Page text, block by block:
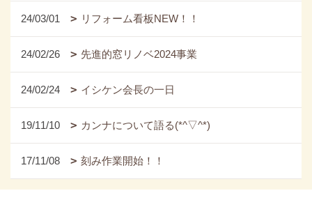
24/03/01 リフォーム看板NEW！！
24/02/26 先進的窓リノベ2024事業
24/02/24 イシケン会長の一日
19/11/10 カンナについて語る(*^▽^*)
17/11/08 刻み作業開始！！